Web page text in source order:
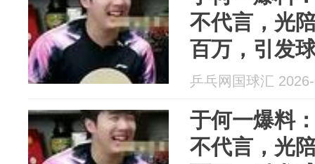
不代言，光
百万，引发
乒乓网国球汇
于何一爆料
不代言，光